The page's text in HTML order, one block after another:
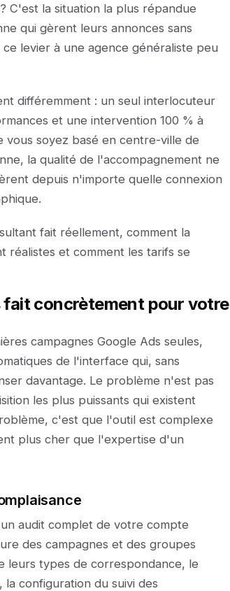
C'est la situation la plus répandue
qui gèrent leurs annonces sans
levier à une agence généraliste peu
différemment : un seul interlocuteur
et une intervention 100 % à
vous soyez basé en centre-ville de
la qualité de l'accompagnement ne
depuis n'importe quelle connexion
fait réellement, comment la
réalistes et comment les tarifs se
concrètement pour votre
campagnes Google Ads seules,
de l'interface qui, sans
davantage. Le problème n'est pas
les plus puissants qui existent
c'est que l'outil est complexe
plus cher que l'expertise d'un
audit complet de votre compte
des campagnes et des groupes
leurs types de correspondance, le
configuration du suivi des